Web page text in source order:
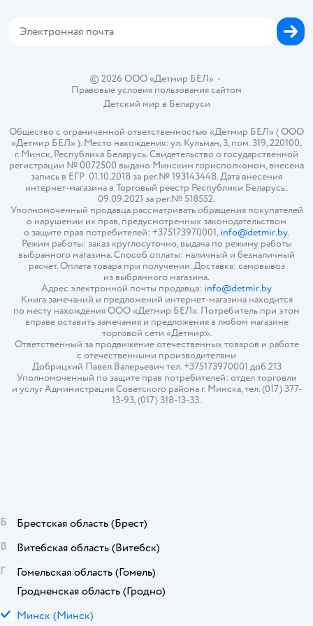
© 2026 ООО «Детмир БЕЛ»•
Правовые условия пользования сайтом
Детский мир в Беларуси
Общество с ограниченной ответственностью «Детмир БЕЛ» ( ООО
«Детмир БЕЛ» ). Место нахождения: ул. Кульман, 3, пом. 319, 220100,
г. Минск, Республика Беларусь. Свидетельство о государственной
регистрации № 0072500 выдано Минским горисполкомом, внесена
запись в ЕГР 01.10.2018 за рег.№ 193143448. Дата внесения
интернет-магазина в Торговый реестр Республики Беларусь:
09.09.2021 за рег.№ 518552.
Уполномоченный продавца рассматривать обращения покупателей
о нарушении их прав, предусмотренных законодательством
о защите прав потребителей: +375173970001,info@detmir.by.
Режим работы: заказ круглосуточно, выдача по режиму работы
выбранного магазина. Способ оплаты: наличный и безналичный
расчёт. Оплата товара при получении. Доставка: самовывоз
из выбранного магазина.
Адрес электронной почты продавца: info@detmir.by
Книга замечаний и предложений интернет-магазина находится
по месту нахождения ООО «Детмир БЕЛ». Потребитель при этом
вправе оставить замечания и предложения в любом магазине
торговой сети «Детмир».
Ответственный за продвижение отечественных товаров и работе
с отечественными производителями
Добрицкий Павел Валерьевич тел. +375173970001 доб.213
Уполномоченный по защите прав потребителей: отдел торговли
и услуг Администрация Советского района г. Минска, тел. (017) 377-
13-93, (017) 318-13-33.
Б Брестская область (Брест)
В
Витебская область (Витебск)
Г
Гомельская область (Гомель)
Гродненская область (Гродно)
М Минск (Минск)